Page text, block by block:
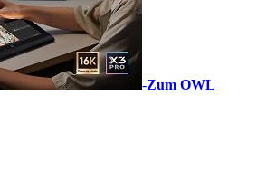
-Zum OWL